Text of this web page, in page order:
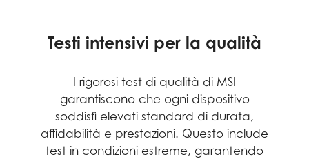
24h su 24h, 7 giorni su 7
Il nostro impegno costante per la
qualità si riflette nei nostri approfonditi
test di affidabilità, che generano oltre
246.000 ore di MTBF (Mean Time
Between Failures). Garantiamo
Testi intensivi per la qualità
I rigorosi test di qualità di MSI
garantiscono che ogni dispositivo
soddisfi elevati standard di durata,
affidabilità e prestazioni. Questo include
test in condizioni estreme, garantendo
Qualità senza compromessi
I test MIL-STD-1916 garantiscono che i
prodotti MSI soddisfano gli standard di
elevate prestazioni, offrendo esperienze
affidabili e professionali con PC desktop
al loro meglio.Video Here.